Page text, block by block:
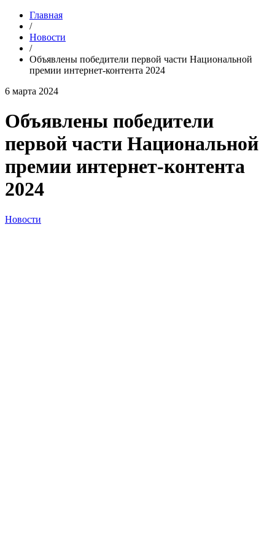
Главная
/
Новости
/
Объявлены победители первой части Национальной
премии интернет-контента 2024
6 марта 2024
Объявлены победители
первой части Национальной
премии интернет-контента
2024
Новости